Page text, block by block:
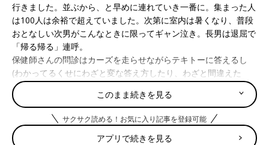
行きました。並ぶから、と早めに連れていき一番に。集まった人
は100人は余裕で超えていました。次第に室内は暑くなり、普段
おとなしい次男がこんなときに限ってギャン泣き。長男は退屈で
「帰る帰る」連呼。
保健師さんの問診はカーズを走らせながらテキトーに答えるし
(わかってるくせにわざと変な答え方したり、わざと間違えた
り！)、身長体重計測の時は素っ裸にされて不安で涙目。ふえー
んやだーと泣き出す。大嫌いなお医者さんを見ればヤダーとじた
ばた。私は抱っこしている次男がいたので抑えることができず。
極めつけは歯科検診。
歯医者には1度しか行ったことがないので、もうそれはそれは大
このまま続きを見る
サクサク読める！お気に入り記事を登録可能
アプリで続きを見る